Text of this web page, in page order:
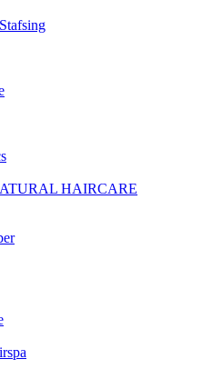
HAIRCARE